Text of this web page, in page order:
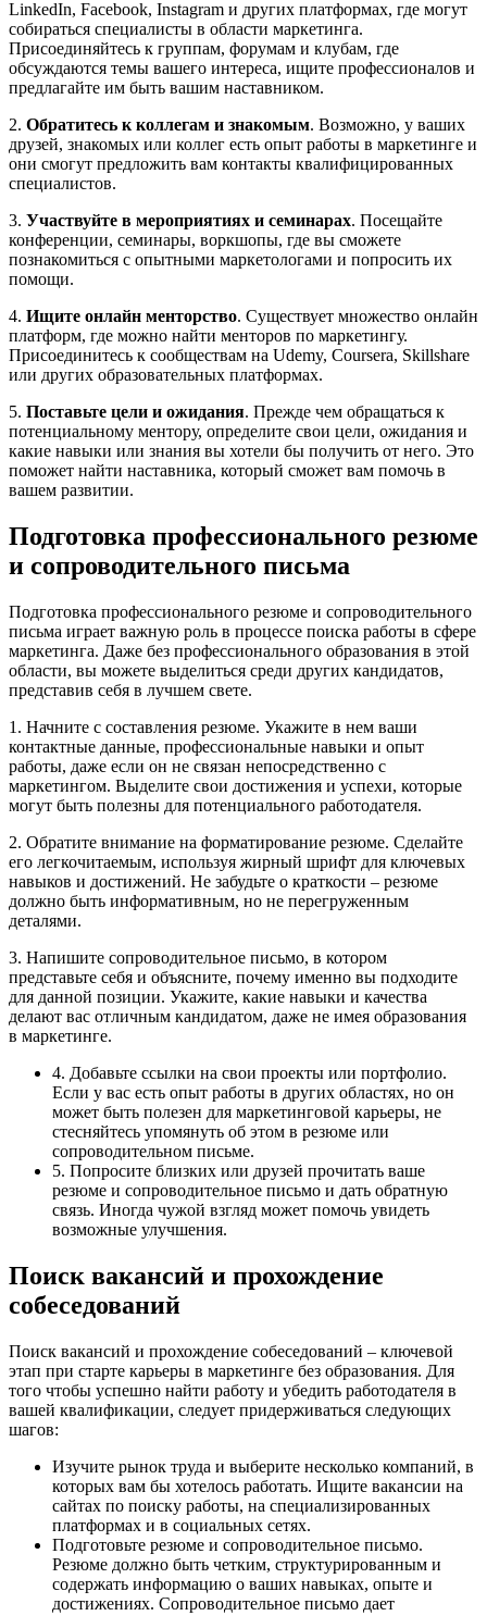
LinkedIn, Facebook, Instagram и других платформах, где могут
собираться специалисты в области маркетинга.
Присоединяйтесь к группам, форумам и клубам, где
обсуждаются темы вашего интереса, ищите профессионалов и
предлагайте им быть вашим наставником.
2. Обратитесь к коллегам и знакомым. Возможно, у ваших
друзей, знакомых или коллег есть опыт работы в маркетинге и
они смогут предложить вам контакты квалифицированных
специалистов.
3. Участвуйте в мероприятиях и семинарах. Посещайте
конференции, семинары, воркшопы, где вы сможете
познакомиться с опытными маркетологами и попросить их
помощи.
4. Ищите онлайн менторство. Существует множество онлайн
платформ, где можно найти менторов по маркетингу.
Присоединитесь к сообществам на Udemy, Coursera, Skillshare
или других образовательных платформах.
5. Поставьте цели и ожидания. Прежде чем обращаться к
потенциальному ментору, определите свои цели, ожидания и
какие навыки или знания вы хотели бы получить от него. Это
поможет найти наставника, который сможет вам помочь в
вашем развитии.
Подготовка профессионального резюме
и сопроводительного письма
Подготовка профессионального резюме и сопроводительного
письма играет важную роль в процессе поиска работы в сфере
маркетинга. Даже без профессионального образования в этой
области, вы можете выделиться среди других кандидатов,
представив себя в лучшем свете.
1. Начните с составления резюме. Укажите в нем ваши
контактные данные, профессиональные навыки и опыт
работы, даже если он не связан непосредственно с
маркетингом. Выделите свои достижения и успехи, которые
могут быть полезны для потенциального работодателя.
2. Обратите внимание на форматирование резюме. Сделайте
его легкочитаемым, используя жирный шрифт для ключевых
навыков и достижений. Не забудьте о краткости – резюме
должно быть информативным, но не перегруженным
деталями.
3. Напишите сопроводительное письмо, в котором
представьте себя и объясните, почему именно вы подходите
для данной позиции. Укажите, какие навыки и качества
делают вас отличным кандидатом, даже не имея образования
в маркетинге.
4. Добавьте ссылки на свои проекты или портфолио.
Если у вас есть опыт работы в других областях, но он
может быть полезен для маркетинговой карьеры, не
стесняйтесь упомянуть об этом в резюме или
сопроводительном письме.
5. Попросите близких или друзей прочитать ваше
резюме и сопроводительное письмо и дать обратную
связь. Иногда чужой взгляд может помочь увидеть
возможные улучшения.
Поиск вакансий и прохождение
собеседований
Поиск вакансий и прохождение собеседований – ключевой
этап при старте карьеры в маркетинге без образования. Для
того чтобы успешно найти работу и убедить работодателя в
вашей квалификации, следует придерживаться следующих
шагов:
Изучите рынок труда и выберите несколько компаний, в
которых вам бы хотелось работать. Ищите вакансии на
сайтах по поиску работы, на специализированных
платформах и в социальных сетях.
Подготовьте резюме и сопроводительное письмо.
Резюме должно быть четким, структурированным и
содержать информацию о ваших навыках, опыте и
достижениях. Сопроводительное письмо дает